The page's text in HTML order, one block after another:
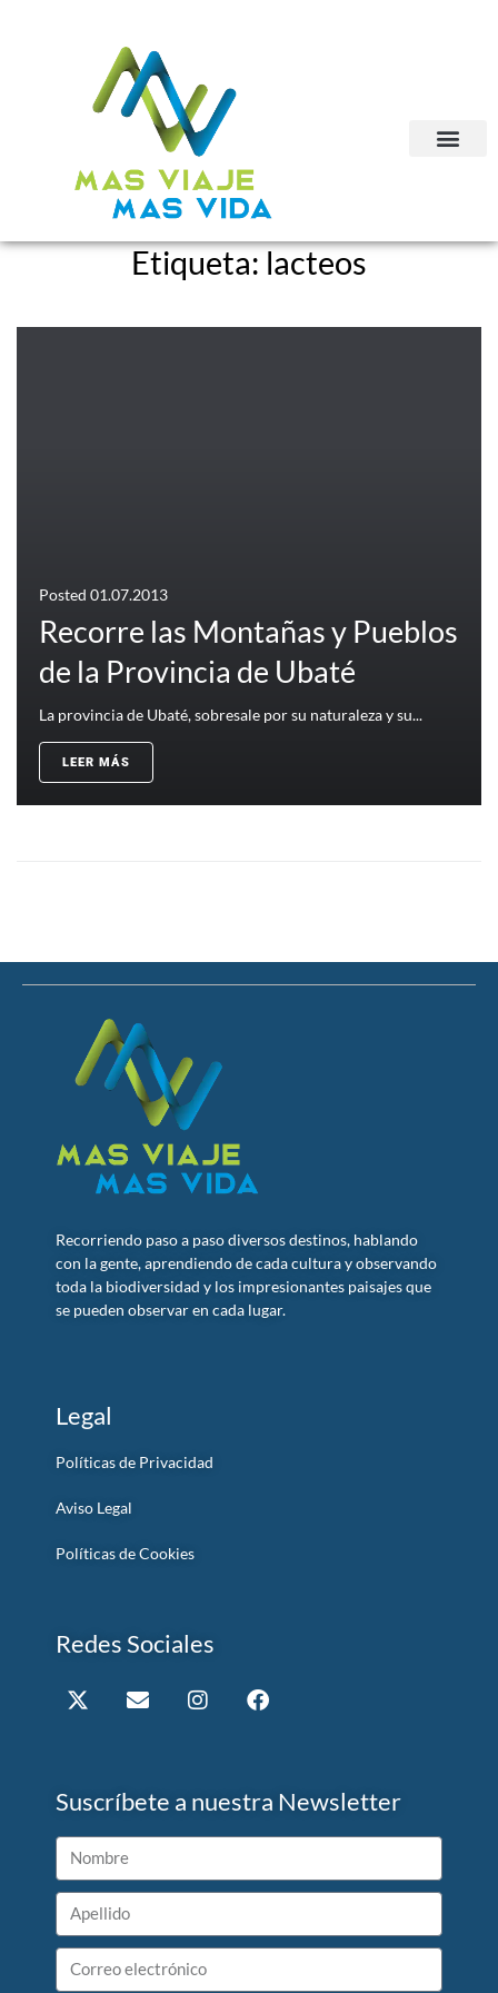
Etiqueta:lacteos
Posted 01.07.2013
Recorre las Montañas y Pueblos
de la Provincia de Ubaté
La provincia de Ubaté, sobresale por su naturaleza y su...
LEER MÁS
Recorriendo paso a paso diversos destinos, hablando
con la gente, aprendiendo de cada cultura y observando
toda la biodiversidad y los impresionantes paisajes que
se pueden observar en cada lugar.
Legal
Políticas de Privacidad
Aviso Legal
Políticas de Cookies
Redes Sociales
Suscríbete a nuestra Newsletter